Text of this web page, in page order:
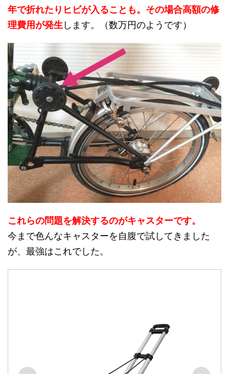
年で折れたりヒビが入ることも。その場合高額の修
理費用が発生 します。（数万円のようです）
これらの問題を解決するのがキャスターです。
今まで色んなキャスターを自腹で試してきました
が、最強はこれでした。